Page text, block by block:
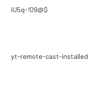
iU5q-!O9@$
yt-remote-cast-installed